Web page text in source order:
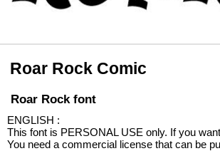
Roar Rock Comic
Roar Rock font
ENGLISH :
This font is PERSONAL USE only. If you
You need a commercial license that can be